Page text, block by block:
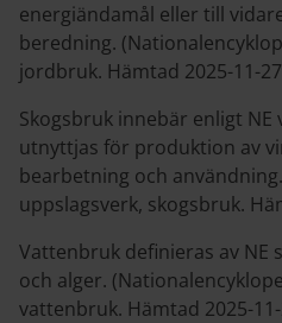
energiändamål eller till
beredning.
jordbruk. Hämtad 2025-11-
Skogsbruk innebär enligt
utnyttjas för produktion av
bearbetning och
uppslagsverk, skogsbruk.
Vattenbruk definieras av NE
och alger.
vattenbruk. Hämtad 2025-